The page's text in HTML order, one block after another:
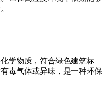
学物质，符合绿色建筑标
毒气体或异味，是一种环保